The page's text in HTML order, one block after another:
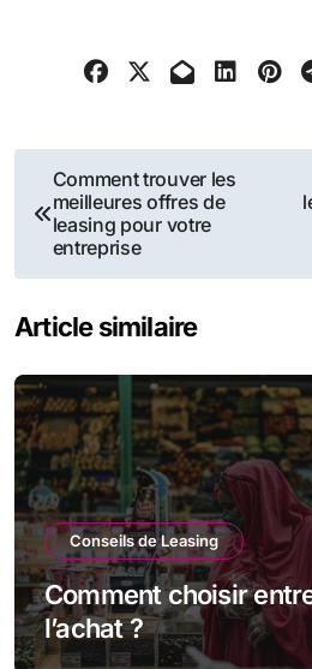
Navigation
de
l’article
Comment trouver les
meilleures offres de
leasing pour votre
entreprise
Article similaire
Conseils de Leasing
Comment choisir
l’achat ?